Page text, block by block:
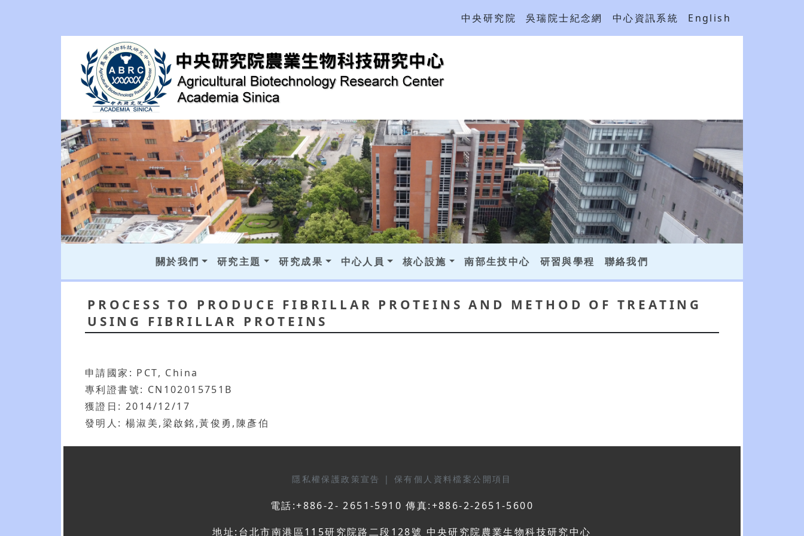
中央研究院 吳瑞院士紀念網 中心資訊系統 English
關於我們 研究主題 研究成果 中心人員 核心設施 南部生技中心 研習與學程 聯絡我們
PROCESS TO PRODUCE FIBRILLAR PROTEINS AND METHOD OF TREATING
USING FIBRILLAR PROTEINS
申請國家: PCT, China
專利證書號: CN102015751B
獲證日: 2014/12/17
發明人: 楊淑美,梁啟銘,黃俊勇,陳彥伯
隱私權保護政策宣告 | 保有個人資料檔案公開項目
電話:+886-2- 2651-5910 傳真:+886-2-2651-5600
地址:台北市南港區115研究院路二段128號 中央研究院農業生物科技研究中心